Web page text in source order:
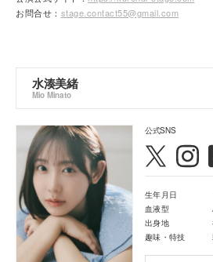
お問合せ： stage.contact55@gmail.com
水湊美緒
Mio Minato
公式SNS
生年月日
血液型
出身地
趣味・特技